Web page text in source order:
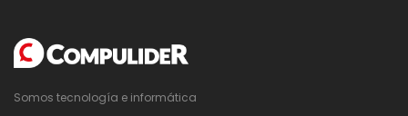
Somos tecnología e informática